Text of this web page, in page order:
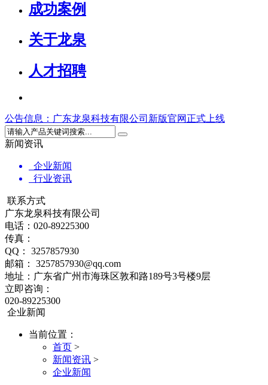
成功案例
关于龙泉
人才招聘
公告信息 ：广东龙泉科技有限公司新版官网正式上线
新闻资讯
企业新闻
行业资讯
联系方式
广东龙泉科技有限公司
电话：020-89225300
传真：
QQ： 3257857930
邮箱： 3257857930@qq.com
地址：广东省广州市海珠区敦和路189号3号楼9层
立即咨询：
020-89225300
企业新闻
当前位置：
首页 >
新闻资讯 >
企业新闻